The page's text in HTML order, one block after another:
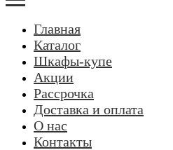
Главная
Каталог
Шкафы-купе
Акции
Рассрочка
Доставка и оплата
О нас
Контакты